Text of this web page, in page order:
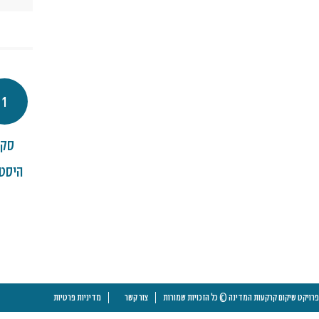
1
פרויקט שיקום קרקעות המדינה © כל הזכויות שמורות צור קשר מדיניות פרטיות